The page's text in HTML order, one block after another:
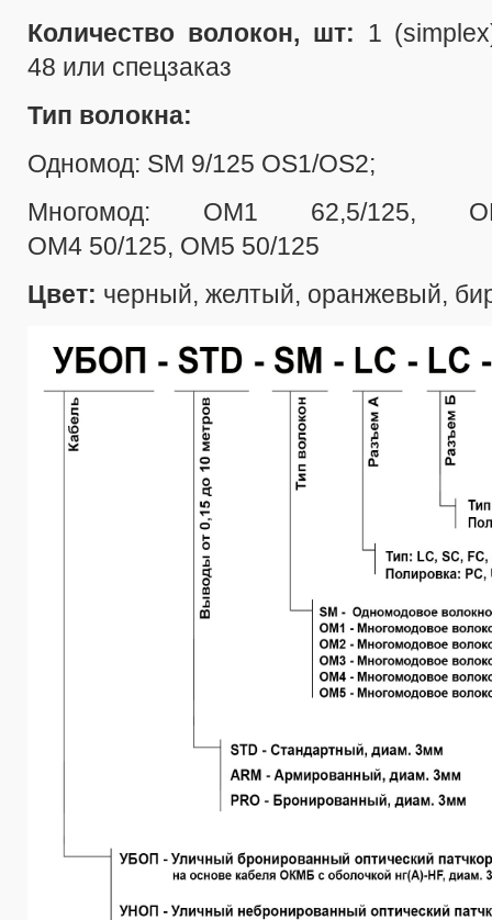
Количество волокон, шт: 1
48 или спецзаказ
Тип волокна:
Одномод: SM 9/125 OS1/OS2;
Многомод: ОМ1 62,5/125,
ОМ4 50/125, ОМ5 50/125
Цвет: черный, желтый, оранжевый,